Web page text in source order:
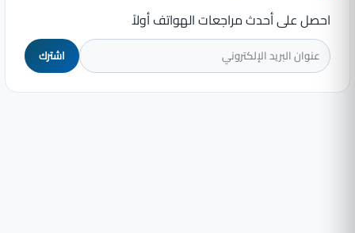
احصل على أحدث مراجعات الهواتف أولاً
اشترك